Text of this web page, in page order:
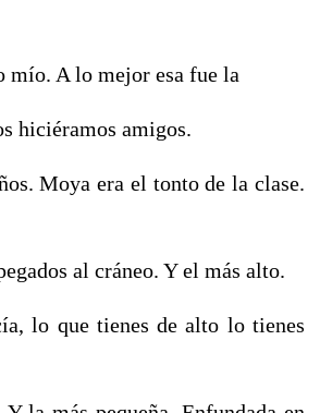
mío. A lo mejor esa fue la
hiciéramos amigos.
Moya era el tonto de la clase.
al cráneo. Y el más alto.
lo que tienes de alto lo tienes